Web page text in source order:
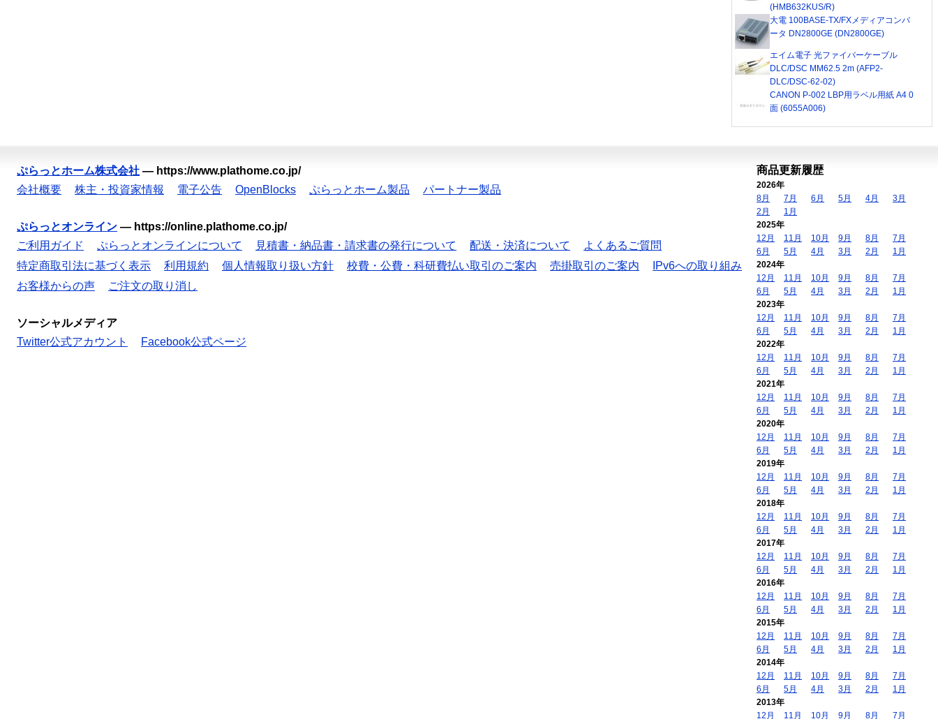
(HMB632KUS/R)
大電 100BASE-TX/FXメディアコンバ
ータ DN2800GE (DN2800GE)
エイム電子 光ファイバーケーブル
DLC/DSC MM62.5 2m (AFP2-
DLC/DSC-62-02)
CANON P-002 LBP用ラベル用紙 A4 0
面 (6055A006)
ぷらっとホーム株式会社 — https://www.plathome.co.jp/
会社概要
株主・投資家情報 電子公告 OpenBlocks ぷらっとホーム製品 パートナー製品
ぷらっとオンライン — https://online.plathome.co.jp/
ご利用ガイド
ぷらっとオンラインについて 見積書・納品書・請求書の発行について 配送・決済について
よくあるご質問
特定商取引法に基づく表示
利用規約 個人情報取り扱い方針 校費・公費・科研費払い取引のご案内 売掛取引のご案内
IPv6への取り組み
お客様からの声
ご注文の取り消し
ソーシャルメディア
Twitter公式アカウント
Facebook公式ページ
商品更新履歴
2026年
8月
7月 6月 5月 4月
3月
2月
1月
2025年
12月
11月 10月 9月 8月
7月
6月
5月 4月 3月 2月
1月
2024年
12月
11月 10月 9月 8月
7月
6月
5月 4月 3月 2月
1月
2023年
12月
11月 10月 9月 8月
7月
6月
5月 4月 3月 2月
1月
2022年
12月
11月 10月 9月 8月
7月
6月
5月 4月 3月 2月
1月
2021年
12月
11月 10月 9月 8月
7月
6月
5月 4月 3月 2月
1月
2020年
12月
11月 10月 9月 8月
7月
6月
5月 4月 3月 2月
1月
2019年
12月
11月 10月 9月 8月
7月
6月
5月 4月 3月 2月
1月
2018年
12月
11月 10月 9月 8月
7月
6月
5月 4月 3月 2月
1月
2017年
12月
11月 10月 9月 8月
7月
6月
5月 4月 3月 2月
1月
2016年
12月
11月 10月 9月 8月
7月
6月
5月 4月 3月 2月
1月
2015年
12月
11月 10月 9月 8月
7月
6月
5月 4月 3月 2月
1月
2014年
12月
11月 10月 9月 8月
7月
6月
5月 4月 3月 2月
1月
2013年
12月
11月 10月 9月 8月 7月